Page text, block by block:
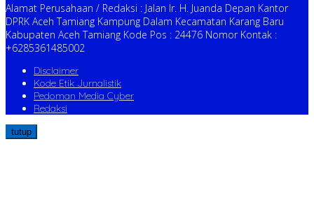
Alamat Perusahaan / Redaksi : Jalan Ir. H. Juanda Depan Kantor
DPRK Aceh Tamiang Kampung Dalam Kecamatan Karang Baru
Kabupaten Aceh Tamiang Kode Pos : 24476 Nomor Kontak :
+6285361485002
Disclaimer
Kode Etik Jurnalistik
Pedoman Media Cyber
Redaksi
tutup